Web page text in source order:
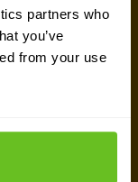
partners who
you’ve
from your use